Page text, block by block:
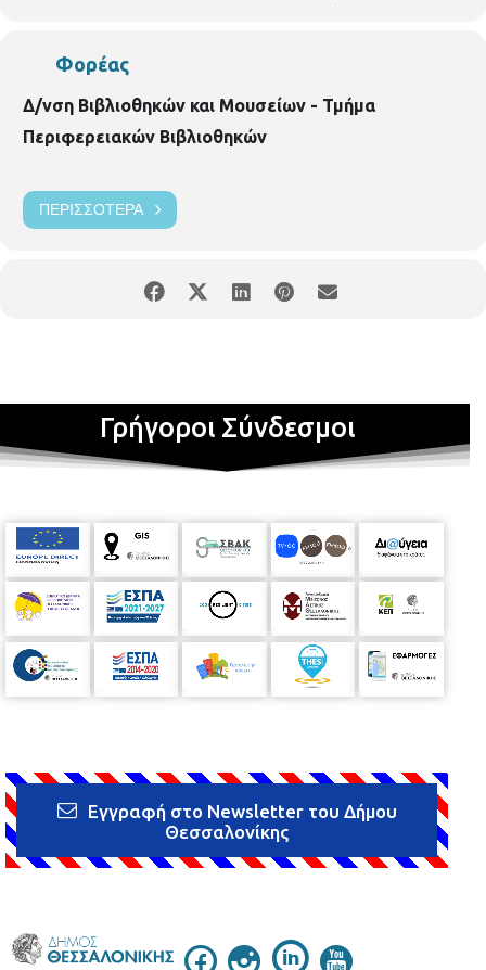
Φορέας
Δ/νση Βιβλιοθηκών και Μουσείων - Τμήμα
Περιφερειακών Βιβλιοθηκών
ΠΕΡΙΣΣΌΤΕΡΑ
Γρήγοροι Σύνδεσμοι
Εγγραφή στο Newsletter του Δήμου
Θεσσαλονίκης